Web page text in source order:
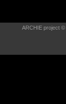
ARCHIE project